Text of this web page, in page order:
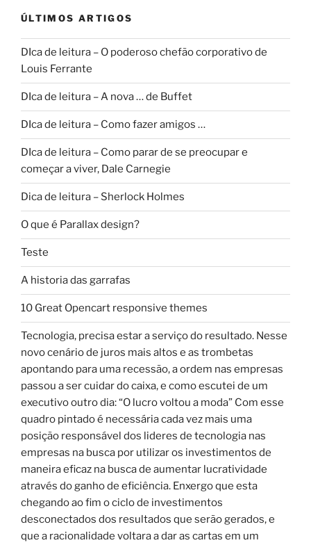
ÚLTIMOS ARTIGOS
DIca de leitura – O poderoso chefão corporativo de
Louis Ferrante
DIca de leitura – A nova … de Buffet
DIca de leitura – Como fazer amigos …
DIca de leitura – Como parar de se preocupar e
começar a viver, Dale Carnegie
Dica de leitura – Sherlock Holmes
O que é Parallax design?
Teste
A historia das garrafas
10 Great Opencart responsive themes
Tecnologia, precisa estar a serviço do resultado. Nesse
novo cenário de juros mais altos e as trombetas
apontando para uma recessão, a ordem nas empresas
passou a ser cuidar do caixa, e como escutei de um
executivo outro dia: “O lucro voltou a moda” Com esse
quadro pintado é necessária cada vez mais uma
posição responsável dos lideres de tecnologia nas
empresas na busca por utilizar os investimentos de
maneira eficaz na busca de aumentar lucratividade
através do ganho de eficiência. Enxergo que esta
chegando ao fim o ciclo de investimentos
desconectados dos resultados que serão gerados, e
que a racionalidade voltara a dar as cartas em um